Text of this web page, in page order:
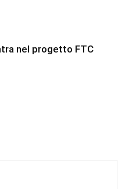
nel progetto FTC